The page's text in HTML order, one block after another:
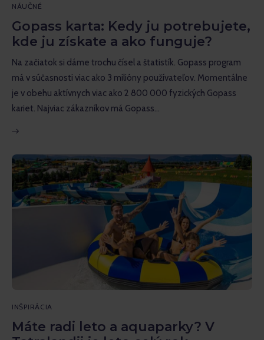
NÁUČNÉ
Gopass karta: Kedy ju potrebujete,
kde ju získate a ako funguje?
Na začiatok si dáme trochu čísel a štatistík. Gopass program
má v súčasnosti viac ako 3 milióny používateľov. Momentálne
je v obehu aktívnych viac ako 2 800 000 fyzických Gopass
kariet. Najviac zákazníkov má Gopass…
INŠPIRÁCIA
Máte radi leto a aquaparky? V